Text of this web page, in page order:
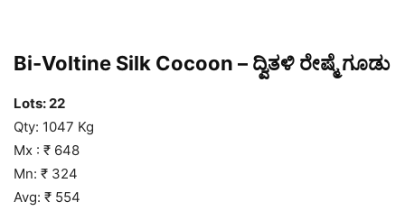
Bi-Voltine Silk Cocoon – ದ್ವಿತಳಿ ರೇಷ್ಮೆ ಗೂಡು
Lots: 22
Qty: 1047 Kg
Mx : ₹ 648
Mn: ₹ 324
Avg: ₹ 554